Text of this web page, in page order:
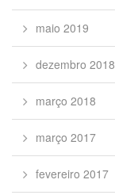
maio 2019
dezembro 2018
março 2018
março 2017
fevereiro 2017